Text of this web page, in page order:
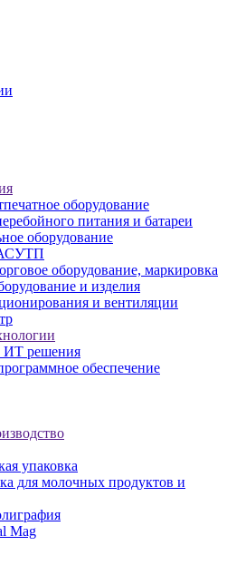
оборудование
питания и батареи
оборудование
оборудование, маркировка
и изделия
и вентиляции
ИТ решения
обеспечение
упаковка
для молочных продуктов и
Mag